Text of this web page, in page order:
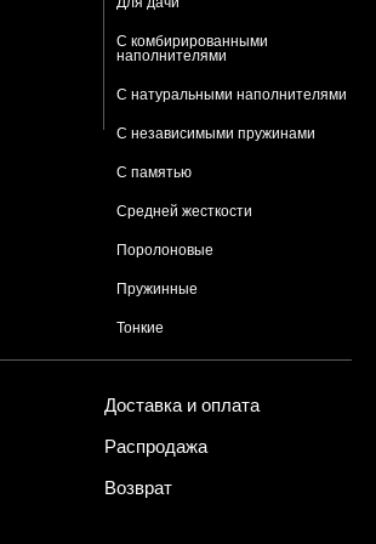
С комбирированными
наполнителями
С натуральными наполнителями
С независимыми пружинами
С памятью
Средней жесткости
Поролоновые
Пружинные
Тонкие
Доставка и оплата
Распродажа
Возврат